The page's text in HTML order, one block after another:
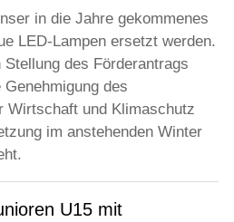
in die Jahre gekommenes
LED-Lampen ersetzt werden.
des Förderantrags
des
Wirtschaft und Klimaschutz
im anstehenden Winter
U15 mit